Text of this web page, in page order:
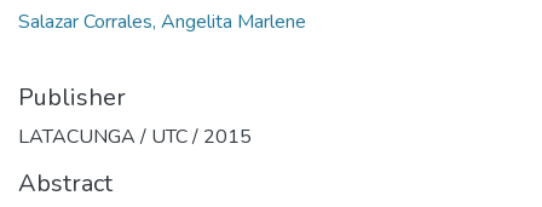
Salazar Corrales, Angelita Marlene
Publisher
LATACUNGA / UTC / 2015
Abstract